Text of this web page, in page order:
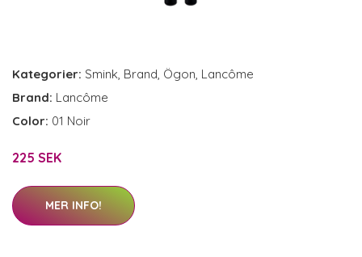
Kategorier: Smink, Brand, Ögon, Lancôme
Brand: Lancôme
Color: 01 Noir
225 SEK
MER INFO!